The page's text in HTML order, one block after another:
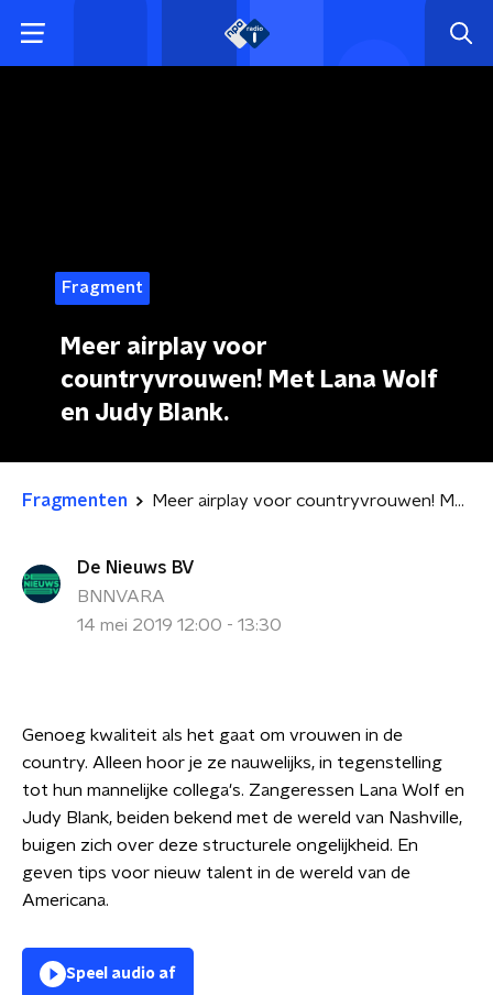
Fragment
Meer airplay voor
countryvrouwen! Met Lana Wolf
en Judy Blank.
Fragmenten Meer airplay voor countryvrouwen! Met Lana Wolf en Judy Blank.
De Nieuws BV
BNNVARA
14 mei 2019 12:00 - 13:30
Genoeg kwaliteit als het gaat om vrouwen in de
country. Alleen hoor je ze nauwelijks, in tegenstelling
tot hun mannelijke collega's. Zangeressen Lana Wolf en
Judy Blank, beiden bekend met de wereld van Nashville,
buigen zich over deze structurele ongelijkheid. En
geven tips voor nieuw talent in de wereld van de
Americana.
Speel audio af